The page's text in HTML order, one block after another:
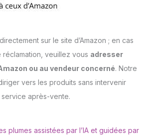
sur le site d’Amazon ; en cas
veuillez vous adresser
ou au vendeur concerné. Notre
vers les produits sans intervenir
après-vente.
plumes assistées par l’IA et guidées par